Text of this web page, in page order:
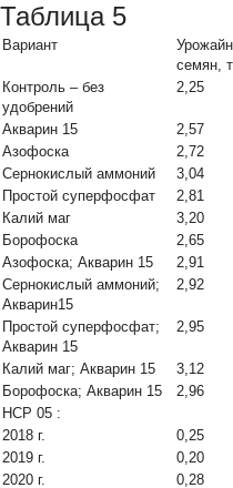
Таблица 5
Вариант
семян,
Контроль – без
удобрений
2,25
Акварин 15
2,57
Азофоска
2,72
Сернокислый аммоний
3,04
Простой суперфосфат
2,81
Калий маг
3,20
Борофоска
2,65
Азофоска; Акварин 15
2,91
Сернокислый аммоний;
Акварин15
2,92
Простой суперфосфат;
Акварин 15
2,95
Калий маг; Акварин 15
3,12
Борофоска; Акварин 15
2,96
НСР 05 :
2018 г.
0,25
2019 г.
0,20
2020 г.
0,28